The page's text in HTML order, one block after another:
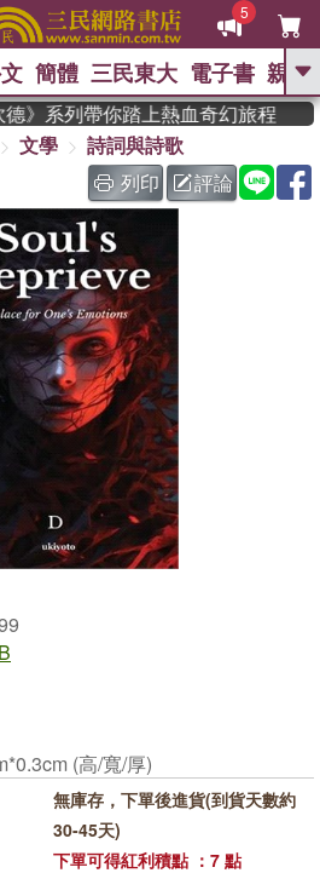
5
GO
熱搜： 東野圭吾 、 高希均教授回憶錄
The Odyssey 、 父親節 、 如果歷
史是一群喵 、 暑期推薦 、 國際布克
獎 臺灣漫遊錄
登輝時代 、 數學女孩：黎曼猜想
偉大的迷走神經
簡體 三民東大 電子書 親子
系列帶你踏上熱血奇幻旅程
文學
詩詞與詩歌
列印
評論
(高/寬/厚)
無庫存，下單後進貨(到貨天數約
30-45天)
下單可得紅利積點 ：7 點